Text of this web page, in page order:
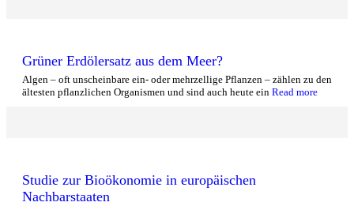
Grüner Erdölersatz aus dem Meer?
Algen – oft unscheinbare ein- oder mehrzellige Pflanzen – zählen zu den
ältesten pflanzlichen Organismen und sind auch heute ein Read more
Studie zur Bioökonomie in europäischen
Nachbarstaaten